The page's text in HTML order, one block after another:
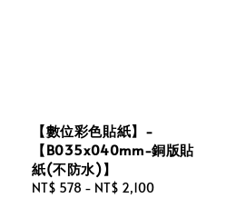
【數位彩色貼紙】-
【B035x040mm-銅版貼
紙(不防水)】
Regular
NT$ 578 - NT$ 2,100